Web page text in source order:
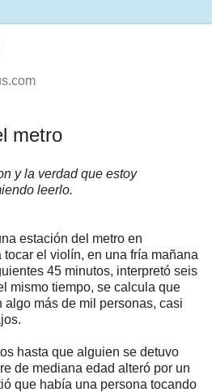
metro
y la verdad que estoy
leerlo.
estación del metro en
el violín, en una fría mañana
45 minutos, interpretó seis
mismo tiempo, se calcula que
algo más de mil personas, casi
hasta que alguien se detuvo
de mediana edad alteró por un
que había una persona tocando